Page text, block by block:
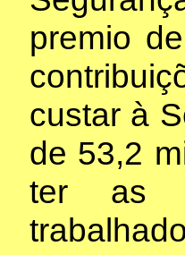
premio
custar à
de 53,2
ter as